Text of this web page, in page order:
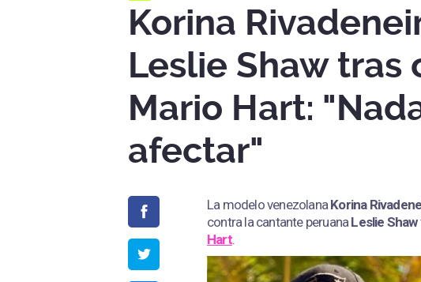
Korina
Leslie Shaw tras
Mario Hart:
afectar"
La modelo venezolana Korina
contra la cantante peruana Leslie Shaw
Hart.